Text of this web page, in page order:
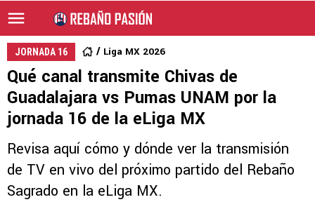
JORNADA 16 Liga MX 2026
Qué canal transmite Chivas de
Guadalajara vs Pumas UNAM por la
jornada 16 de la eLiga MX
Revisa aquí cómo y dónde ver la transmisión
de TV en vivo del próximo partido del Rebaño
Sagrado en la eLiga MX.